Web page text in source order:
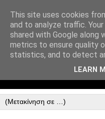
This site uses cookies
and to analyze traffic.
shared with Google along
metrics to ensure quality
statistics, and to detect
LEARN